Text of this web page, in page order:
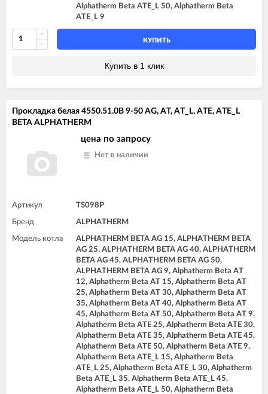
Alphatherm Beta ATE_L 50, Alphatherm Beta
ATE_L 9
КУПИТЬ
Купить в 1 клик
Прокладка белая 4550.51.0B 9-50 AG, AT, AT_L, ATE, ATE_L
BETA ALPHATHERM
цена по запросу
Нет в наличии
Артикул TS098P
Бренд ALPHATHERM
Модель котла
ALPHATHERM BETA AG 15, ALPHATHERM BETA
AG 25, ALPHATHERM BETA AG 40, ALPHATHERM
BETA AG 45, ALPHATHERM BETA AG 50,
ALPHATHERM BETA AG 9, Alphatherm Beta AT
12, Alphatherm Beta AT 15, Alphatherm Beta AT
25, Alphatherm Beta AT 30, Alphatherm Beta AT
35, Alphatherm Beta AT 40, Alphatherm Beta AT
45, Alphatherm Beta AT 50, Alphatherm Beta AT 9,
Alphatherm Beta ATE 25, Alphatherm Beta ATE 30,
Alphatherm Beta ATE 35, Alphatherm Beta ATE 45,
Alphatherm Beta ATE 50, Alphatherm Beta ATE 9,
Alphatherm Beta ATE_L 15, Alphatherm Beta
ATE_L 25, Alphatherm Beta ATE_L 30, Alphatherm
Beta ATE_L 35, Alphatherm Beta ATE_L 45,
Alphatherm Beta ATE_L 50, Alphatherm Beta